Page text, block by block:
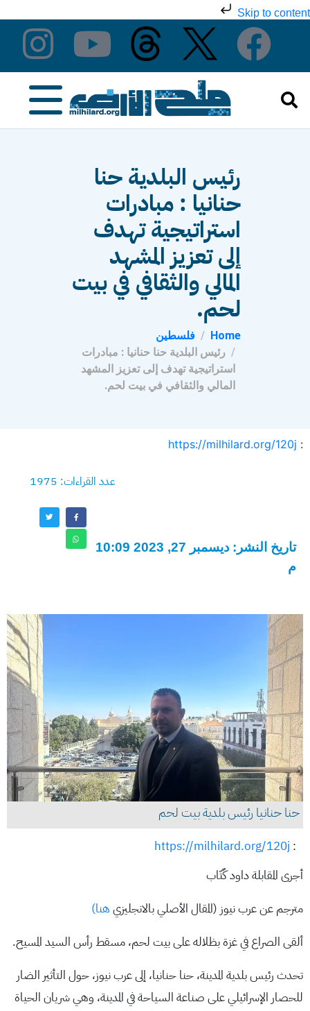
Skip to content
رئيس البلدية حنا
حنانيا : مبادرات
استراتيجية تهدف
إلى تعزيز المشهد
المالي والثقافي في بيت
لحم.
Home
فلسطين
رئيس البلدية حنا حنانيا : مبادرات
استراتيجية تهدف إلى تعزيز المشهد
المالي والثقافي في بيت لحم.
:
https://milhilard.org/120j
عدد القراءات: 1975
تاريخ النشر: ديسمبر 27, 2023 10:09
م
حنا حنانيا رئيس بلدية بيت لحم
:
https://milhilard.org/120j
أجرى المقابلة داود كٌتّاب
مترجم عن عرب نيوز (المقال الأصلي بالانجليزي هنا)
ألقى الصراع في غزة بظلاله على بيت لحم، مسقط رأس السيد المسيح.
تحدث رئيس بلدية المدينة، حنا حنانيا، إلى عرب نيوز، حول التأثير الضار
للحصار الإسرائيلي على صناعة السياحة في المدينة، وهي شريان الحياة